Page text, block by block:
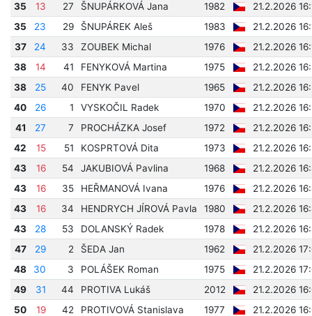
35
13 27 ŠNUPÁRKOVÁ Jana 1982
21.2.2026
35
23 29 ŠNUPÁREK Aleš 1983
21.2.2026
37
24 33 ZOUBEK Michal 1976
21.2.2026
38
14 41 FENYKOVÁ Martina 1975
21.2.2026
38
25 40 FENYK Pavel 1965
21.2.2026
40
26 1 VYSKOČIL Radek 1970
21.2.2026
41
27 7 PROCHÁZKA Josef 1972
21.2.2026
42
15 51 KOSPRTOVÁ Dita 1973
21.2.2026
43
16 54 JAKUBIOVÁ Pavlina 1968
21.2.2026
43
16 35 HEŘMANOVÁ Ivana 1976
21.2.2026
43
16 34 HENDRYCH JÍROVÁ Pavla 1980
21.2.2026
43
28 53 DOLANSKÝ Radek 1978
21.2.2026
47
29 2 ŠEDA Jan 1962
21.2.2026
48
30 3 POLÁŠEK Roman 1975
21.2.2026
49
31 44 PROTIVA Lukáš 2012
21.2.2026
50
19 42 PROTIVOVÁ Stanislava 1977
21.2.2026